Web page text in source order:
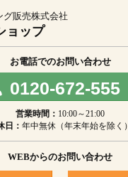
グ販売株式会社
ョップ
お電話でのお問い合わせ
0120-672-555
営業時間： 10:00～21:00
日： 年中無休（年末年始を除く）
WEBからのお問い合わせ